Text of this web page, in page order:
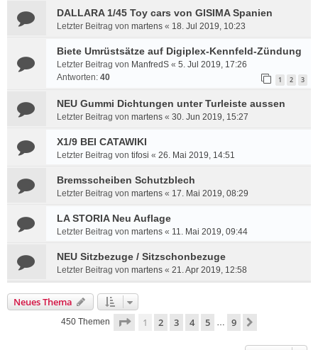
DALLARA 1/45 Toy cars von GISIMA Spanien
Letzter Beitrag von martens « 18. Jul 2019, 10:23
Biete Umrüstsätze auf Digiplex-Kennfeld-Zündung
Letzter Beitrag von ManfredS « 5. Jul 2019, 17:26
Antworten: 40 1 2 3
NEU Gummi Dichtungen unter Turleiste aussen
Letzter Beitrag von martens « 30. Jun 2019, 15:27
X1/9 BEI CATAWIKI
Letzter Beitrag von tifosi « 26. Mai 2019, 14:51
Bremsscheiben Schutzblech
Letzter Beitrag von martens « 17. Mai 2019, 08:29
LA STORIA Neu Auflage
Letzter Beitrag von martens « 11. Mai 2019, 09:44
NEU Sitzbezuge / Sitzschonbezuge
Letzter Beitrag von martens « 21. Apr 2019, 12:58
Neues Thema
450 Themen Seite 1von
1 2 3 4 5 … 9